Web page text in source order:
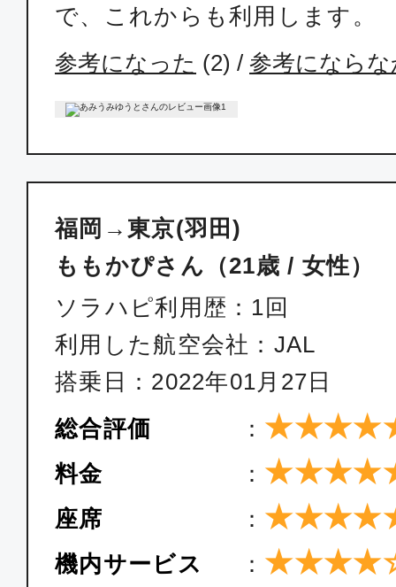
ANA242 07:45
ANA246
エコノミー
10:10
ANA254
エコノミー
福岡
12:55
エコノミー
14:10
東京(
エコノミー
で、これからも利用します。
参考になった (2) / 参考になら
福岡→東京(羽田)
ももかぴさん（21歳 / 女性）
ソラハピ利用歴：1回
利用した航空会社：JAL
搭乗日：2022年01月27日
総合評価
：
料金 ：
座席 ：
機内サービス ：